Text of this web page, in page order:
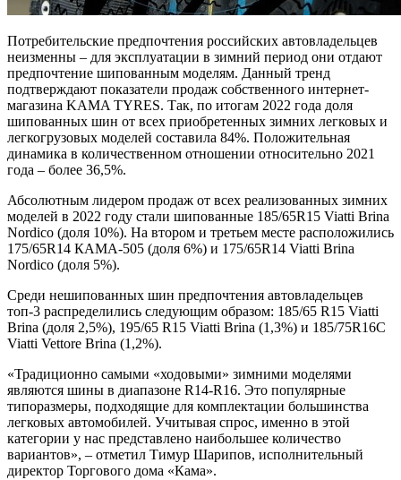
Потребительские предпочтения российских автовладельцев
неизменны – для эксплуатации в зимний период они отдают
предпочтение шипованным моделям. Данный тренд
подтверждают показатели продаж собственного интернет-
магазина KAMA TYRES. Так, по итогам 2022 года доля
шипованных шин от всех приобретенных зимних легковых и
легкогрузовых моделей составила 84%. Положительная
динамика в количественном отношении относительно 2021
года – более 36,5%.
Абсолютным лидером продаж от всех реализованных зимних
моделей в 2022 году стали шипованные 185/65R15 Viatti Brina
Nordico (доля 10%). На втором и третьем месте расположились
175/65R14 КАМА-505 (доля 6%) и 175/65R14 Viatti Brina
Nordico (доля 5%).
Среди нешипованных шин предпочтения автовладельцев
топ-3 распределились следующим образом: 185/65 R15 Viatti
Brina (доля 2,5%), 195/65 R15 Viatti Brina (1,3%) и 185/75R16C
Viatti Vettore Brina (1,2%).
«Традиционно самыми «ходовыми» зимними моделями
являются шины в диапазоне R14-R16. Это популярные
типоразмеры, подходящие для комплектации большинства
легковых автомобилей. Учитывая спрос, именно в этой
категории у нас представлено наибольшее количество
вариантов», – отметил Тимур Шарипов, исполнительный
директор Торгового дома «Кама».